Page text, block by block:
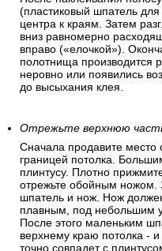
(пластиковый шпатель
центра к краям. Затем
вниз равномерно
вправо («елочкой»).
полотнища производится
неровно или появились
до высыхания клея.
Отрежьте верхнюю
Сначала продавите место
границей потолка.
плинтусу. Плотно
отрежьте обойным ножом.
шпатель и нож. Нож
плавным, под небольшим
После этого маленьким
верхнему краю потолка -
точно совпадет с